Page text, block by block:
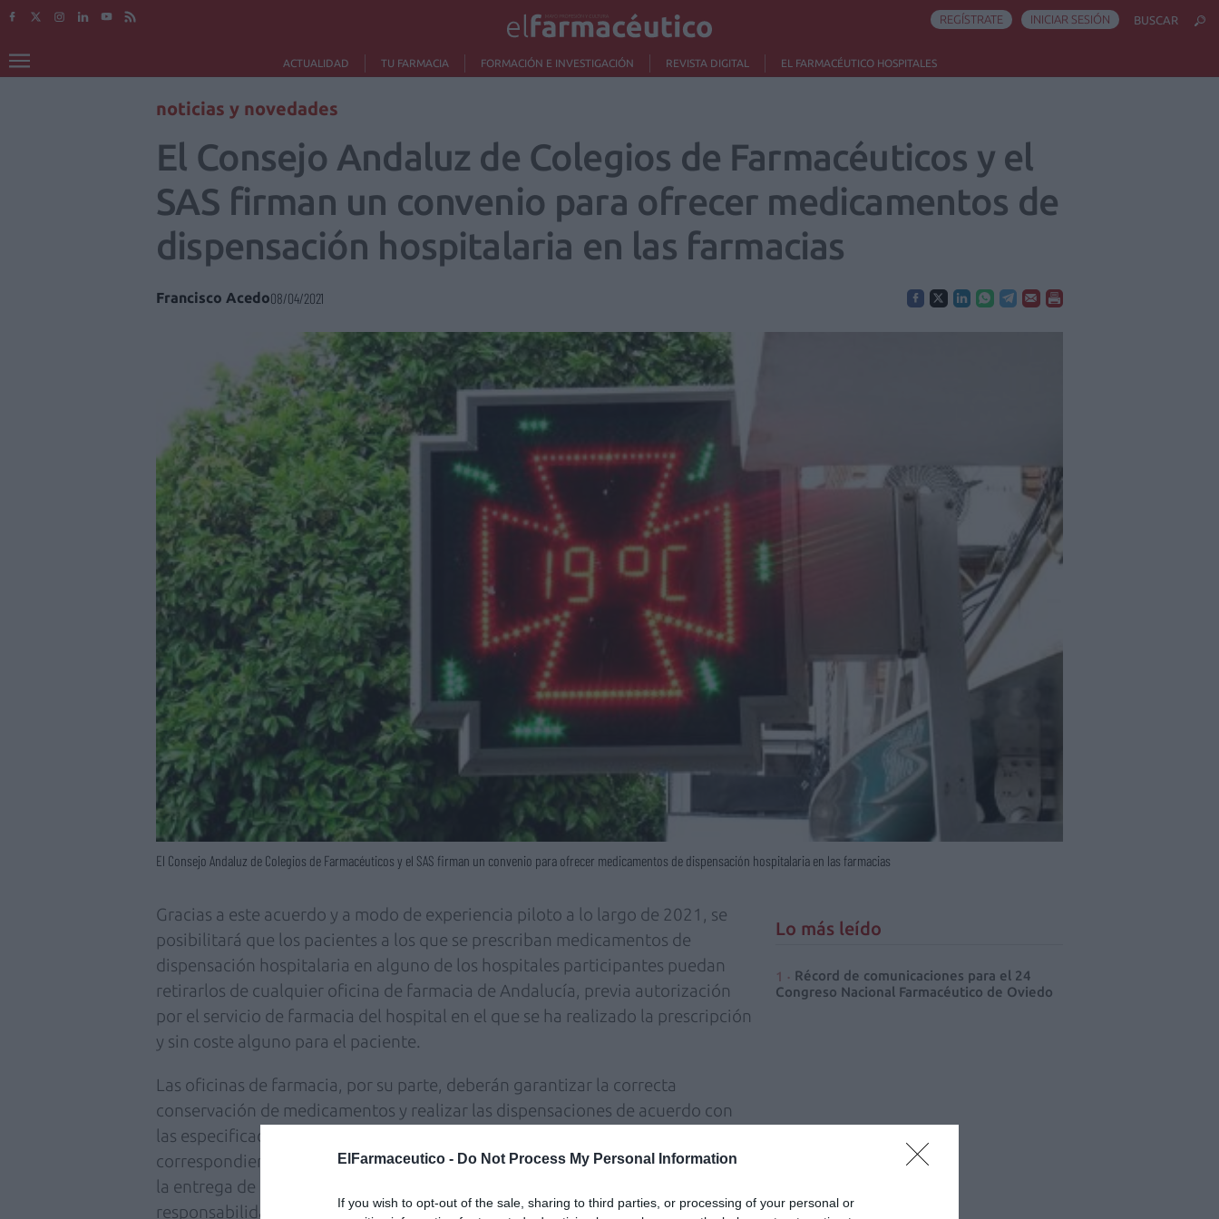
ElFarmaceutico - Do Not Process My Personal Information
If you wish to opt-out of the sale, sharing to third parties, or processing of your personal or
ACTUALIDAD TU FARMACIA FORMACIÓN E INVESTIGACIÓN REVISTA DIGITAL EL FARMACÉUTICO HOSPITALES
REGÍSTRATE INICIAR SESIÓN BUSCAR
noticias y novedades
El Consejo Andaluz de Colegios de Farmacéuticos y el
SAS firman un convenio para ofrecer medicamentos de
dispensación hospitalaria en las farmacias
Francisco Acedo08/04/2021
El Consejo Andaluz de Colegios de Farmacéuticos y el SAS firman un convenio para ofrecer medicamentos de dispensación hospitalaria en las farmacias
Gracias a este acuerdo y a modo de experiencia piloto a lo largo de 2021, se
posibilitará que los pacientes a los que se prescriban medicamentos de
dispensación hospitalaria en alguno de los hospitales participantes puedan
retirarlos de cualquier oficina de farmacia de Andalucía, previa autorización
por el servicio de farmacia del hospital en el que se ha realizado la prescripción
y sin coste alguno para el paciente.
Las oficinas de farmacia, por su parte, deberán garantizar la correcta
conservación de medicamentos y realizar las dispensaciones de acuerdo con
las especificaciones establecidas por el servicio de farmacia del
correspondiente hospital. Los servicios de farmacia hospitalaria que autoricen
la entrega de estos medicamentos en la oficina de farmacia asumirán la
responsabilidad técnica de su adquisición, así como de la supervisión y
Lo más leído
Récord de comunicaciones para el 24
Congreso Nacional Farmacéutico de Oviedo